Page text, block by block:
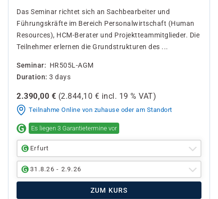
Das Seminar richtet sich an Sachbearbeiter und
Führungskräfte im Bereich Personalwirtschaft (Human
Resources), HCM-Berater und Projektteammitglieder. Die
Teilnehmer erlernen die Grundstrukturen des ...
Seminar
HR505L-AGM
Duration 3 days
2.390,00 € (2.844,10 € incl. 19 % VAT)
Teilnahme Online von zuhause oder am Standort
Es liegen 3 Garantietermine vor
Erfurt
31.8.26 - 2.9.26
ZUM KURS